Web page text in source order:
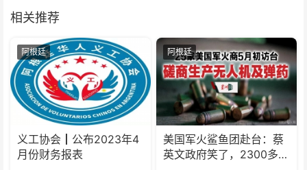
相关推荐
阿根廷
义工协会┃公布2023年4
月份财务报表
阿根廷
美国军火鲨鱼团赴台：蔡
英文政府笑了，2300多万